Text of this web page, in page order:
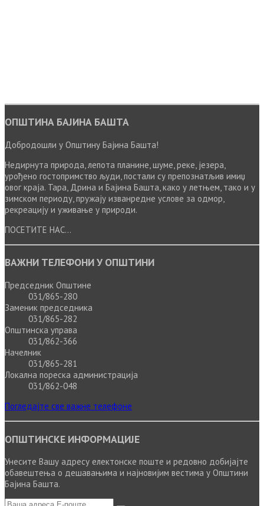
ОПШТИНА БАЈИНА БАШТА
Добродошли у Општину Бајина Башта!
Недирнута природа, лепота планине, шуме, реке, језера,
урођено гостопримство људи, постали су препознатљив имиџ
овог краја. Тара, Дрина и Бајина Башта, како у летњем, тако и у
зимском периоду, пружају изванредне услове за одмор,
рекреацију и уживање у природи.
ПОСЕТИТЕ НАС...
ВАЖНИ ТЕЛЕФОНИ У ОПШТИНИ
Председник Општине
031/865-280
Заменик председника
031/865-282
Општинска управа
031/862-366
Начелник
031/865-281
Локална пореска администрација
031/862-048
Погледајте све важне телефоне
ОПШТИНСКЕ ИНФОРМАЦИЈЕ
Унесите Вашу адресу електонске поште и редовно добијајте
обавештења о дешавањима и најновијим вестима у Општини
Бајина Башта.